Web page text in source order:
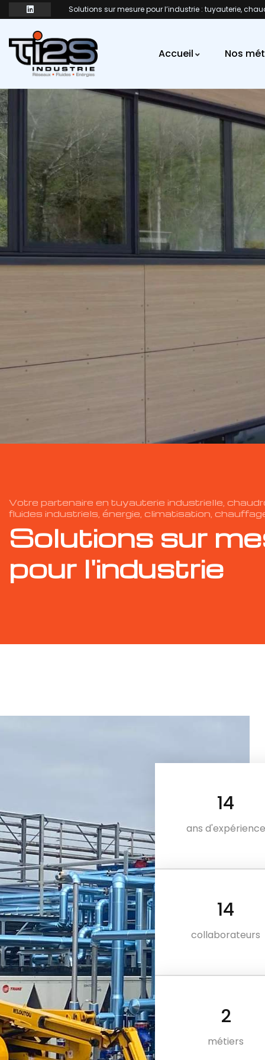
Solutions sur mesure pour l’industrie : tuyauterie,
Accueil Nos
Votre partenaire en tuyauterie industrielle,
fluides industriels, énergie, climatisation,
Solutions sur
pour l'industrie
21
ans d'expérience
22
collaborateurs
4
métiers